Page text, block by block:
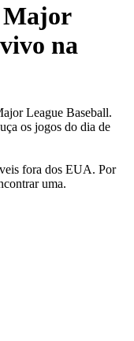
Major
na
League Baseball.
os jogos do dia de
fora dos EUA. Por
uma.